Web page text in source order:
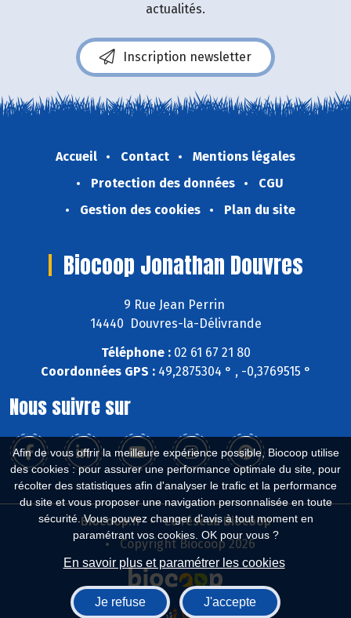
Afin de vous offrir la meilleure expérience possible, Biocoop utilise
des cookies : pour assurer une performance optimale du site, pour
récolter des statistiques afin d'analyser le trafic et la performance
du site et vous proposer une navigation personnalisée en toute
sécurité. Vous pouvez changer d'avis à tout moment en
paramétrant vos cookies. OK pour vous ?
En savoir plus et paramétrer les cookies
Je refuse J'accepte
actualités.
Inscription newsletter
Accueil Contact
Mentions légales
Protection des données
CGU
Gestion des cookies
Plan du site
Biocoop Jonathan Douvres
9 Rue Jean Perrin
14440 Douvres-la-Délivrande
Téléphone :02 61 67 21 80
Coordonnées GPS :49,2875304 ° , -0,3769515 °
Nous suivre sur
Biocoop.fr
Le réseau Biocoop
Copyright Biocoop 2026